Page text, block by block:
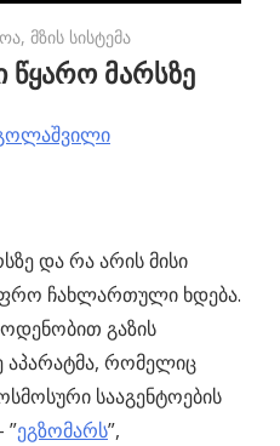
,მზის სისტემა
წყარო მარსზე
და რა არის მისი
ჩახლართული ხდება.
გაზის
აპარატმა, რომელიც
სააგენტოების
”ეგზომარს”,